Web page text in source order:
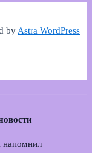
byAstra WordPress